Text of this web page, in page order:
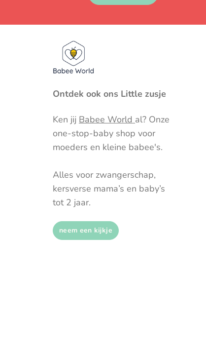
Ontdek ook ons Little zusje
Ken jij Babee World al? Onze
one-stop-baby shop voor
moeders en kleine babee's.
Alles voor zwangerschap,
kersverse mama’s en baby’s
tot 2 jaar.
neem een kijkje